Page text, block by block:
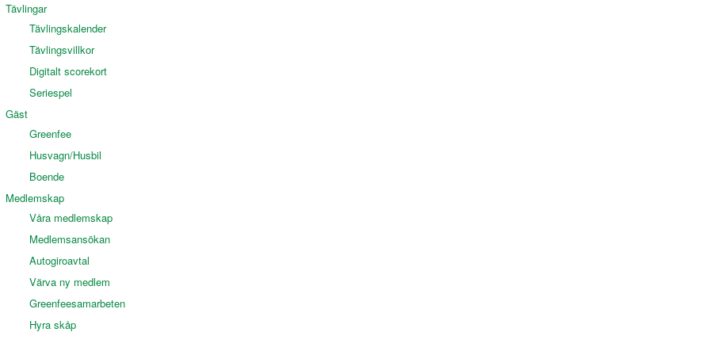
Tävlingar
Tävlingskalender
Tävlingsvillkor
Digitalt scorekort
Seriespel
Gäst
Greenfee
Husvagn/Husbil
Boende
Medlemskap
Våra medlemskap
Medlemsansökan
Autogiroavtal
Värva ny medlem
Greenfeesamarbeten
Hyra skåp